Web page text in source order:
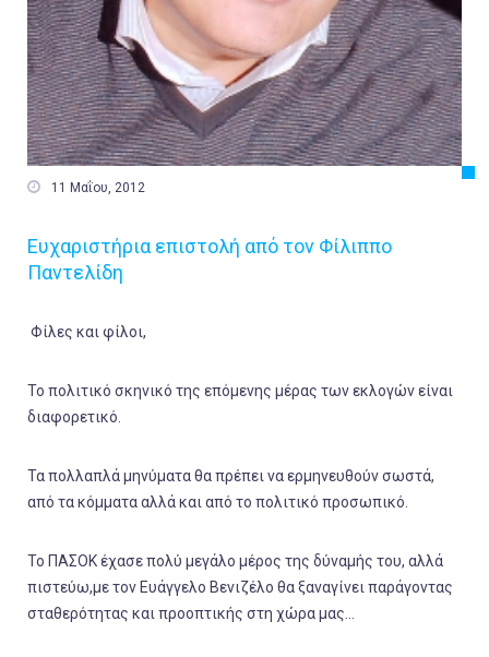
 11 Μαΐου, 2012
Ευχαριστήρια επιστολή από τον Φίλιππο
Παντελίδη
Φίλες και φίλοι,
Το πολιτικό σκηνικό της επόμενης μέρας των εκλογών είναι
διαφορετικό.
Τα πολλαπλά μηνύματα θα πρέπει να ερμηνευθούν σωστά,
από τα κόμματα αλλά και από το πολιτικό προσωπικό.
Το ΠΑΣΟΚ έχασε πολύ μεγάλο μέρος της δύναμής του, αλλά
πιστεύω,με τον Ευάγγελο Βενιζέλο θα ξαναγίνει παράγοντας
σταθερότητας και προοπτικής στη χώρα μας...